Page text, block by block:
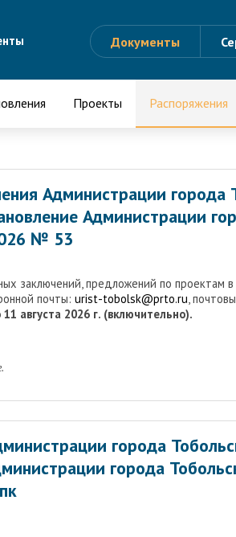
Документы
Проекты Распоряжения
Администрации города
Администрации
№ 53
заключений, предложений по проектам
почты: urist-tobolsk@prto.ru,
11 августа 2026 г. (включительно).
города
города